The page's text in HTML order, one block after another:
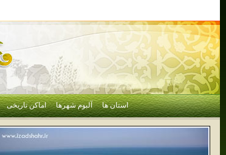
استان ها آلبوم شهرها اماکن تاریخی